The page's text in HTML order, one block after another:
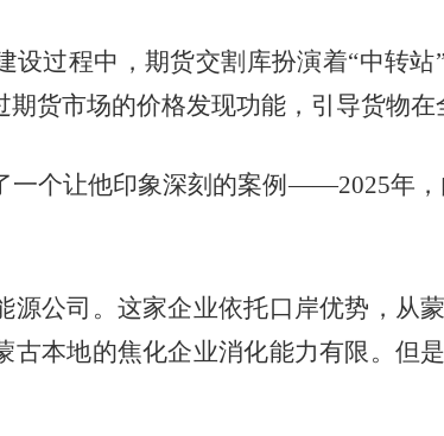
过程中，期货交割库扮演着“中转站
货市场的价格发现功能，引导货物在
个让他印象深刻的案例——2025年，
公司。这家企业依托口岸优势，从
古本地的焦化企业消化能力有限。但